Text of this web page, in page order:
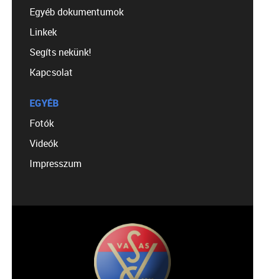
Egyéb dokumentumok
Linkek
Segíts nekünk!
Kapcsolat
EGYÉB
Fotók
Videók
Impresszum